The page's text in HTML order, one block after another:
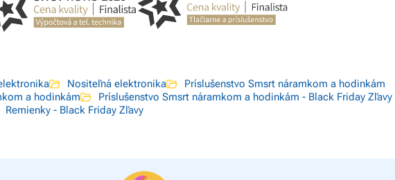
Nositeľná elektronika
Príslušenstvo Smsrt náramkom a hodinkám
a hodinkám
Príslušenstvo Smsrt náramkom a hodinkám - Black Friday Zľavy
Remienky - Black Friday Zľavy